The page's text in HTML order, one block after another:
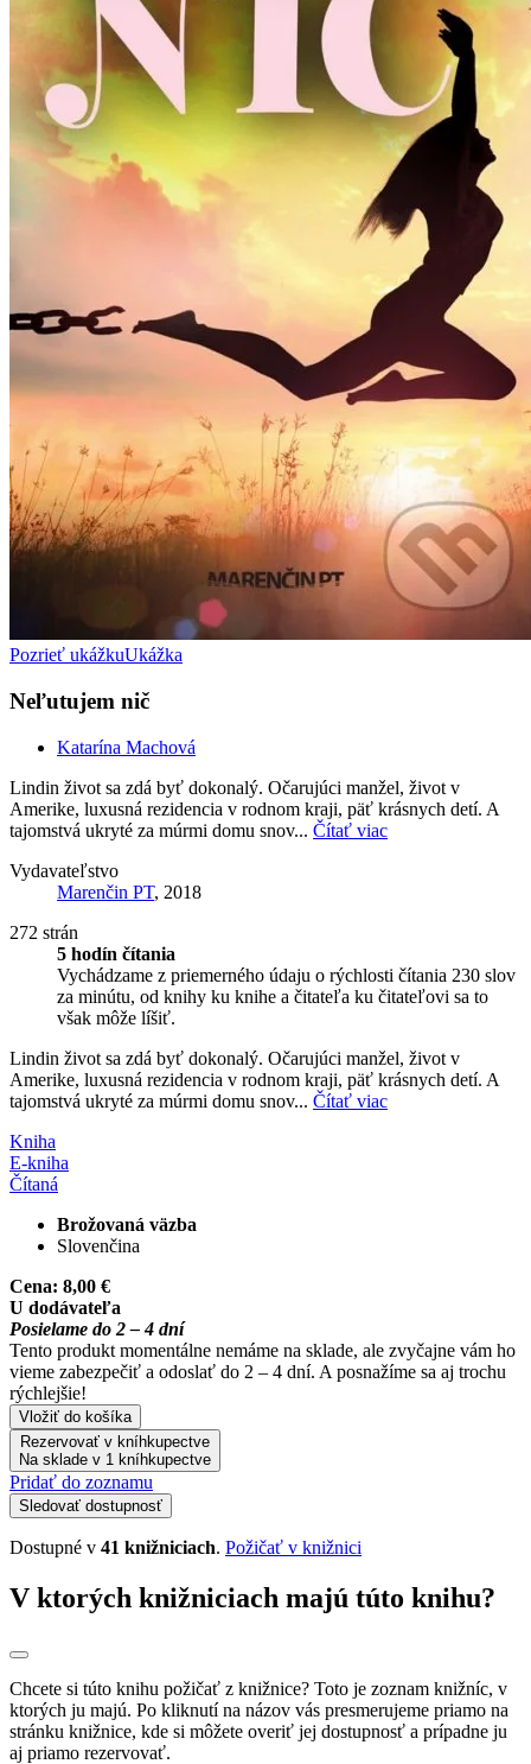
Pozrieť ukážkuUkážka
Neľutujem nič
Katarína Machová
Lindin život sa zdá byť dokonalý. Očarujúci manžel, život v
Amerike, luxusná rezidencia v rodnom kraji, päť krásnych detí. A
tajomstvá ukryté za múrmi domu snov... Čítať viac
Vydavateľstvo
Marenčin PT, 2018
272 strán
5 hodín čítania
Vychádzame z priemerného údaju o rýchlosti čítania 230 slov
za minútu, od knihy ku knihe a čitateľa ku čitateľovi sa to
však môže líšiť.
Lindin život sa zdá byť dokonalý. Očarujúci manžel, život v
Amerike, luxusná rezidencia v rodnom kraji, päť krásnych detí. A
tajomstvá ukryté za múrmi domu snov... Čítať viac
Kniha
E-kniha
Čítaná
Brožovaná väzba
Slovenčina
Cena: 8,00 €
U dodávateľa
Posielame do 2 – 4 dní
Tento produkt momentálne nemáme na sklade, ale zvyčajne vám ho
vieme zabezpečiť a odoslať do 2 – 4 dní. A posnažíme sa aj trochu
rýchlejšie!
Vložiť do košíka
Rezervovať v kníhkupectve
Na sklade v 1 kníhkupectve
Pridať do zoznamu
Sledovať dostupnosť
Dostupné v 41 knižniciach. Požičať v knižnici
V ktorých knižniciach majú túto knihu?
Chcete si túto knihu požičať z knižnice? Toto je zoznam knižníc, v
ktorých ju majú. Po kliknutí na názov vás presmerujeme priamo na
stránku knižnice, kde si môžete overiť jej dostupnosť a prípadne ju
aj priamo rezervovať.